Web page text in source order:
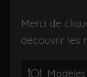
Merci de
découvrir les